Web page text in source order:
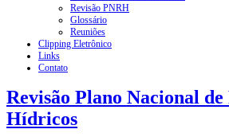
Revisão PNRH
Glossário
Reuniões
Clipping Eletrônico
Links
Contato
Revisão Plano Nacional de
Hídricos